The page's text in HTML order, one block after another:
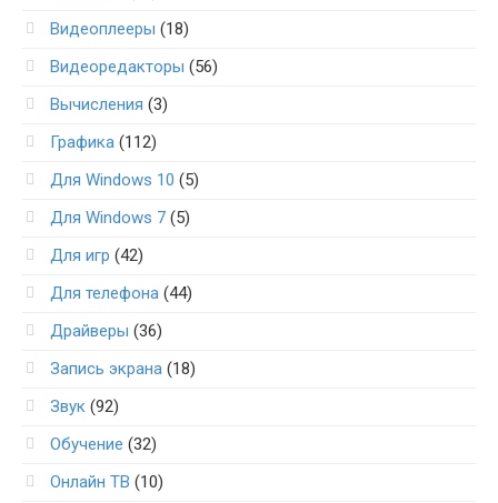
Видеоплееры (18)
Видеоредакторы (56)
Вычисления (3)
Графика (112)
Для Windows 10 (5)
Для Windows 7 (5)
Для игр (42)
Для телефона (44)
Драйверы (36)
Запись экрана (18)
Звук (92)
Обучение (32)
Онлайн ТВ (10)